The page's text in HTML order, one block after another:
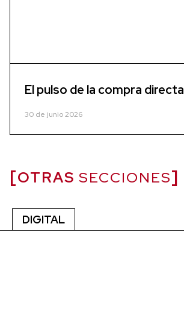
El pulso de la compra directa
30 de junio 2026
OTRAS SECCIONES
DIGITAL